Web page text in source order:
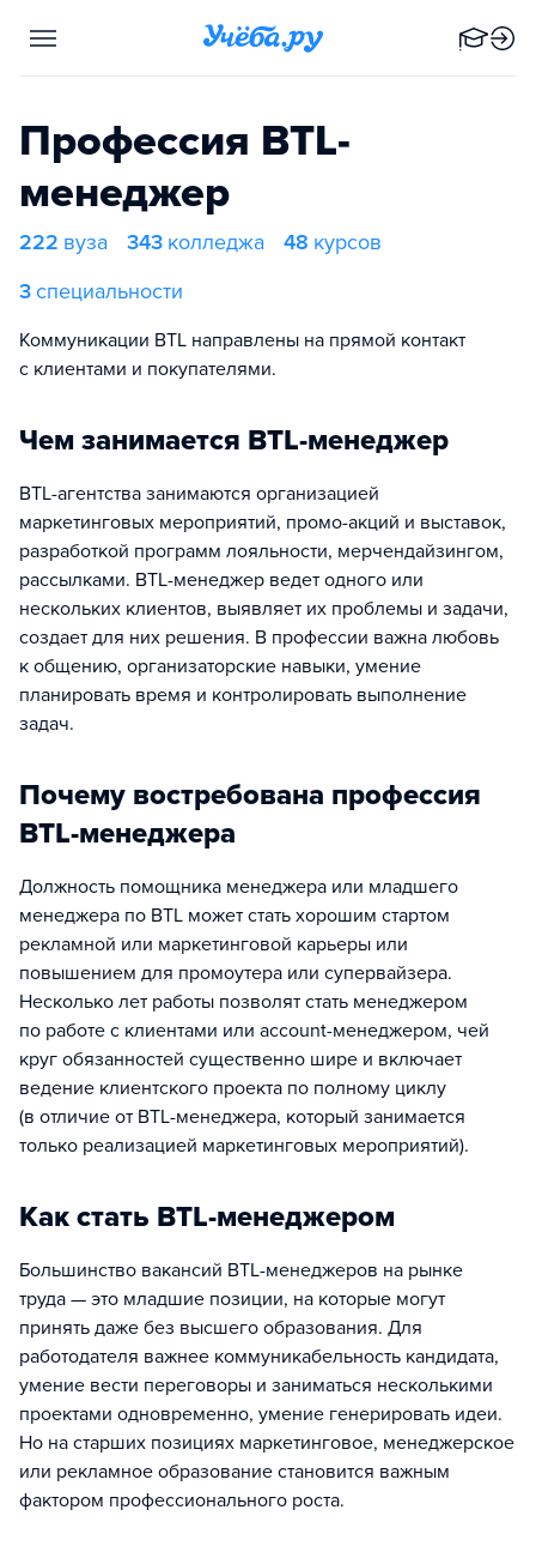
Профессия BTL-
менеджер
222 вуза 343 колледжа 48 курсов
3специальности
Коммуникации BTL направлены на прямой контакт
с клиентами и покупателями.
Чем занимается BTL-менеджер
BTL-агентства занимаются организацией
маркетинговых мероприятий, промо-акций и выставок,
разработкой программ лояльности, мерчендайзингом,
рассылками. BTL-менеджер ведет одного или
нескольких клиентов, выявляет их проблемы и задачи,
создает для них решения. В профессии важна любовь
к общению, организаторские навыки, умение
планировать время и контролировать выполнение
задач.
Почему востребована профессия
BTL-менеджера
Должность помощника менеджера или младшего
менеджера по BTL может стать хорошим стартом
рекламной или маркетинговой карьеры или
повышением для промоутера или супервайзера.
Несколько лет работы позволят стать менеджером
по работе с клиентами или account-менеджером, чей
круг обязанностей существенно шире и включает
ведение клиентского проекта по полному циклу
(в отличие от BTL-менеджера, который занимается
только реализацией маркетинговых мероприятий).
Как стать BTL-менеджером
Большинство вакансий BTL-менеджеров на рынке
труда — это младшие позиции, на которые могут
принять даже без высшего образования. Для
работодателя важнее коммуникабельность кандидата,
умение вести переговоры и заниматься несколькими
проектами одновременно, умение генерировать идеи.
Но на старших позициях маркетинговое, менеджерское
или рекламное образование становится важным
фактором профессионального роста.